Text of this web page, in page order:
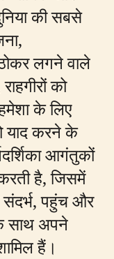
की सबसे
लगने वाले
को
के लिए
याद करने के
आगंतुकों
है, जिसमें
संदर्भ, पहुंच और
साथ अपने
हैं।